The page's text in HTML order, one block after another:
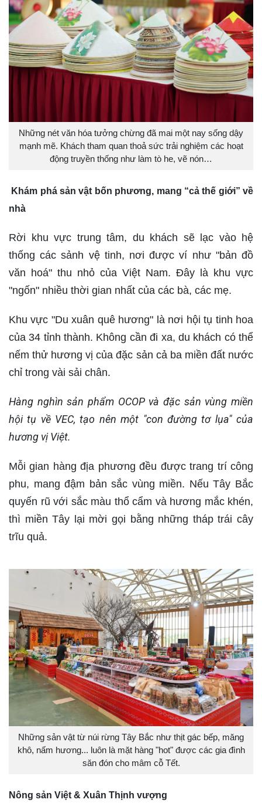
Những nét văn hóa tưởng chừng đã mai một nay sống dậy
mạnh mẽ. Khách tham quan thoả sức trải nghiệm các hoạt
động truyền thống như làm tò he, vẽ nón…
Khám phá sản vật bốn phương, mang “cả thế giới” về
nhà
Rời khu vực trung tâm, du khách sẽ lạc vào hệ
thống các sảnh vệ tinh, nơi được ví như "bản đồ
văn hoá" thu nhỏ của Việt Nam. Đây là khu vực
"ngốn" nhiều thời gian nhất của các bà, các mẹ.
Khu vực "Du xuân quê hương" là nơi hội tụ tinh hoa
của 34 tỉnh thành. Không cần đi xa, du khách có thể
nếm thử hương vị của đặc sản cả ba miền đất nước
chỉ trong vài sải chân.
Hàng nghìn sản phẩm OCOP và đặc sản vùng miền
hội tụ về VEC, tạo nên một "con đường tơ lụa" của
hương vị Việt.
Mỗi gian hàng địa phương đều được trang trí công
phu, mang đậm bản sắc vùng miền. Nếu Tây Bắc
quyến rũ với sắc màu thổ cẩm và hương mắc khén,
thì miền Tây lại mời gọi bằng những tháp trái cây
trĩu quả.
Những sản vật từ núi rừng Tây Bắc như thịt gác bếp, măng
khô, nấm hương... luôn là mặt hàng "hot" được các gia đình
săn đón cho mâm cỗ Tết.
Nông sản Việt & Xuân Thịnh vượng